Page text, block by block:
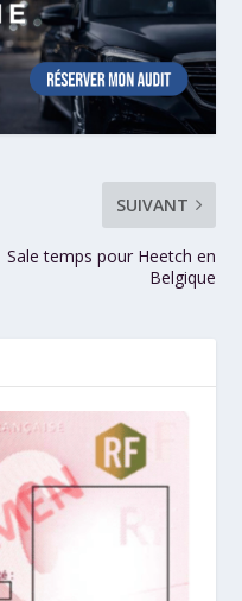
SUIVANT
Sale temps pour Heetch en
Belgique